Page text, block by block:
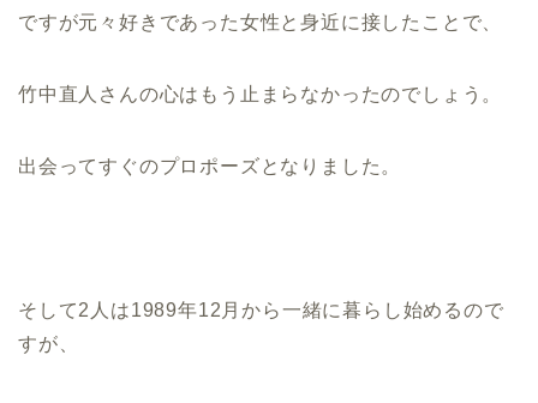
ですが元々好きであった女性と身近に接したことで、
竹中直人さんの心はもう止まらなかったのでしょう。
出会ってすぐのプロポーズとなりました。
そして2人は1989年12月から一緒に暮らし始めるので
すが、